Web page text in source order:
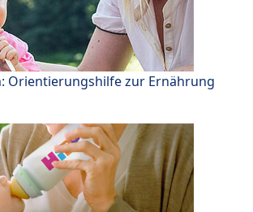
Orientierungshilfe zur Ernährung